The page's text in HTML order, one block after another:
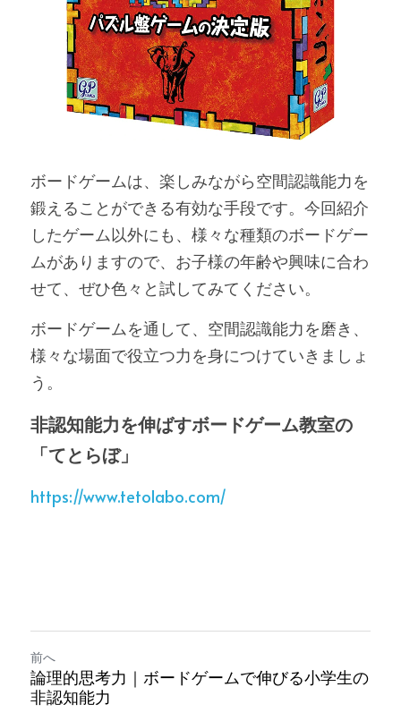
ボードゲームは、楽しみながら空間認識能力を
鍛えることができる有効な手段です。今回紹介
したゲーム以外にも、様々な種類のボードゲー
ムがありますので、お子様の年齢や興味に合わ
せて、ぜひ色々と試してみてください。
ボードゲームを通して、空間認識能力を磨き、
様々な場面で役立つ力を身につけていきましょ
う。
非認知能力を伸ばすボードゲーム教室の
「てとらぼ」
https://www.tetolabo.com/
前へ
論理的思考力｜ボードゲームで伸びる小学生の
非認知能力